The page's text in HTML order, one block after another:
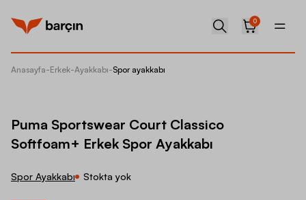
0
Anasayfa-Erkek-Ayakkabı-Spor ayakkabı
Puma Sportswear Court Classico
Softfoam+ Erkek Spor Ayakkabı
Spor Ayakkabı Stokta yok